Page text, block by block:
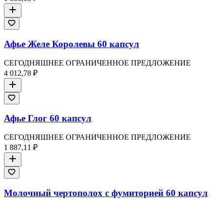
Афье Желе Королевы 60 капсул
СЕГОДНЯШНЕЕ ОГРАНИЧЕННОЕ ПРЕДЛОЖЕНИЕ
4 012,78 ₽
Афье Глог 60 капсул
СЕГОДНЯШНЕЕ ОГРАНИЧЕННОЕ ПРЕДЛОЖЕНИЕ
1 887,11 ₽
Молочный чертополох с фумиторией 60 капсул